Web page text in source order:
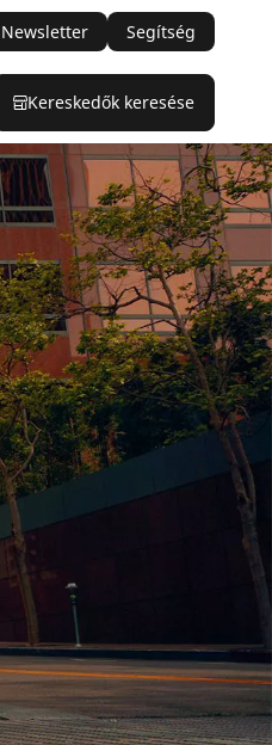
Newsletter Segítség
Kereskedők keresése